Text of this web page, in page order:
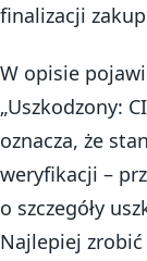
finalizacji
W opisie
„Uszkodzony:
oznacza, że
weryfikacji –
o szczegóły
Najlepiej